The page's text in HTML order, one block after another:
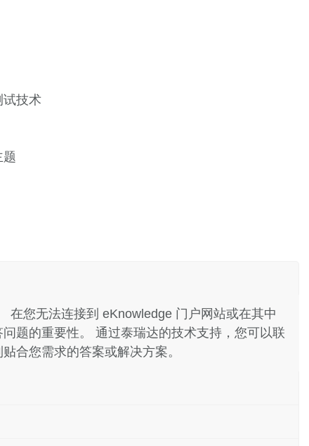
试技术
题
您无法连接到 eKnowledge 门户网站或在其中
题的重要性。 通过泰瑞达的技术支持，您可以联
合您需求的答案或解决方案。